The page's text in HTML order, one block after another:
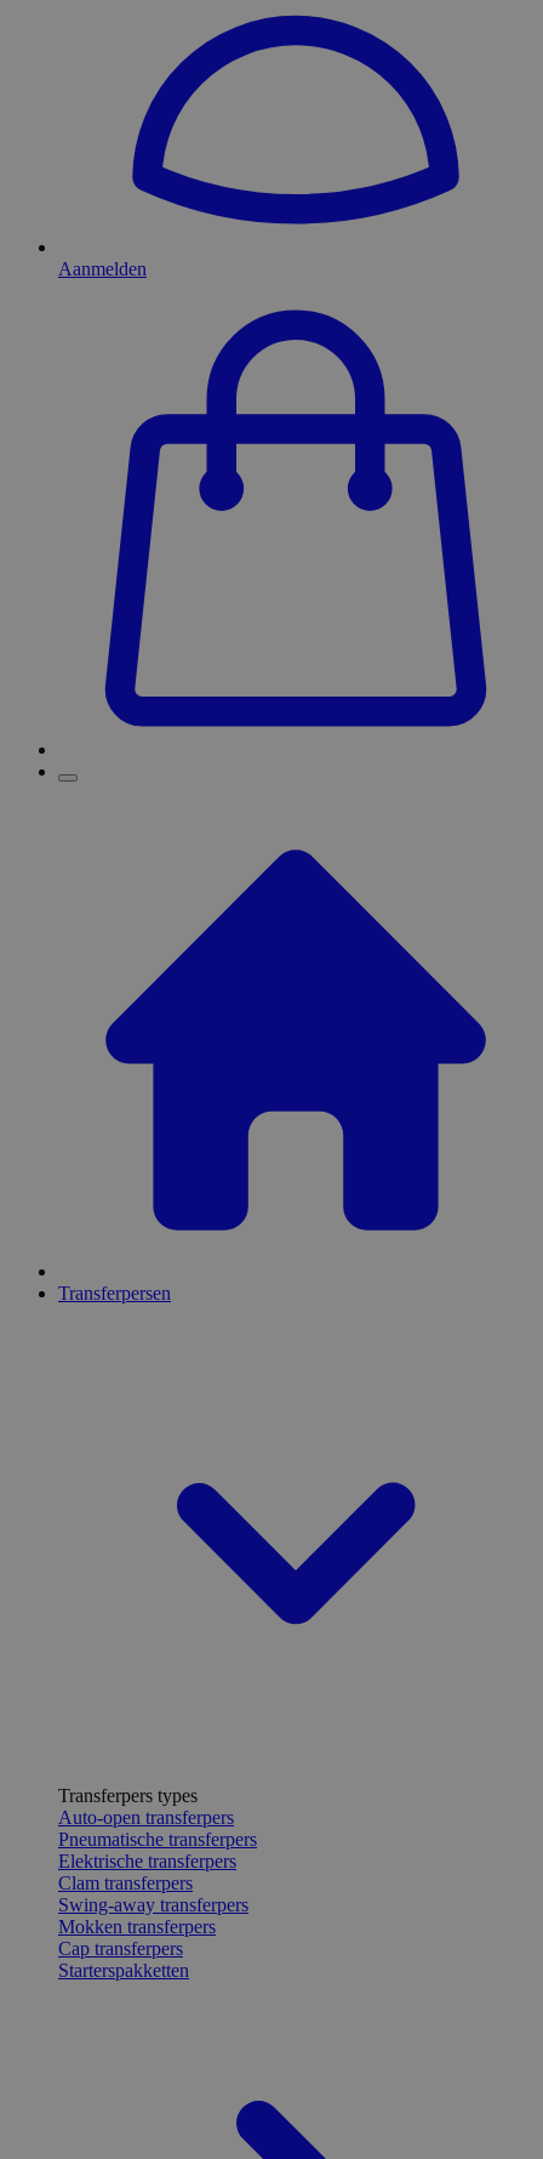
Aanmelden
Transferpersen
Transferpers types
Auto-open transferpers
Pneumatische transferpers
Elektrische transferpers
Clam transferpers
Swing-away transferpers
Mokken transferpers
Cap transferpers
Starterspakketten